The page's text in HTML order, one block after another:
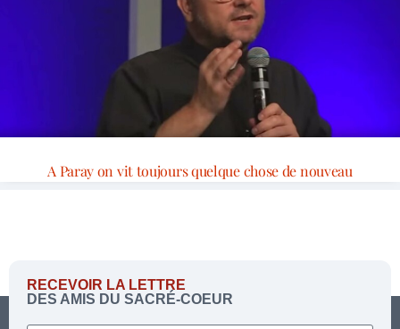
A Paray on vit toujours quelque chose de nouveau
RECEVOIR LA LETTRE
DES AMIS DU SACRÉ-COEUR